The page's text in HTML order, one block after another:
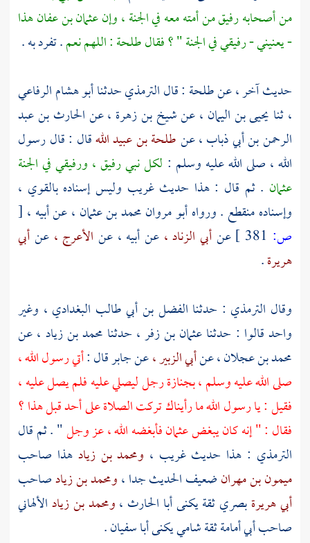
من أصحابه رفيق من أمته معه في الجنة ، وإنعثمان بن عفانهذا
- يعنيني - رفيقي في الجنة " ؟ فقالطلحة: اللهم نعم. تفرد به .
حديث آخر ، عنطلحة : قالالترمذيحدثناأبو هشام الرفاعي
،ثنا يحيى بن اليمان ،عنشيخ بن زهرة ،عنالحارث بن عبد
الرحمن بن أبي ذباب ،عنطلحة بن عبيد اللهقال : قال رسول
الله ، صلى الله عليه وسلم : لكل نبي رفيق ، ورفيقي في الجنة
عثمان . ثم قال : هذا حديث غريب وليس إسناده بالقوي ،
وإسناده منقطع . ورواهأبو مروان محمد بن عثمان ،عن أبيه ، [
ص:
عنأبي الزناد ، عن أبيه ، عن الأعرج ،عنأبي
هريرة.
وقال الترمذي : حدثنا الفضل بن أبي طالب البغدادي ، وغير
واحد قالوا : حدثناعثمان بن زفر ، حدثنا محمد بن زياد ،عن
محمد بن عجلان ،عنأبي الزبير ،عنجابرقال :أتي رسول الله ،
صلى الله عليه وسلم ، بجنازة رجل ليصلي عليه فلم يصل عليه ،
فقيل : يا رسول الله ما رأيناك تركت الصلاة على أحد قبل هذا ؟
فقال : " إنه كان يبغضعثمانفأبغضه الله ، عز وجل" . ثم قال
الترمذي : هذا حديث غريب ، ومحمد بن زياد هذا صاحب
ميمون بن مهرانضعيف الحديث جدا ،ومحمد بن زيادصاحب
أبي هريرةبصري ثقة يكنىأبا الحارث ،ومحمد بن زيادالألهاني
صاحبأبي أمامةثقة شامي يكنىأبا سفيان.